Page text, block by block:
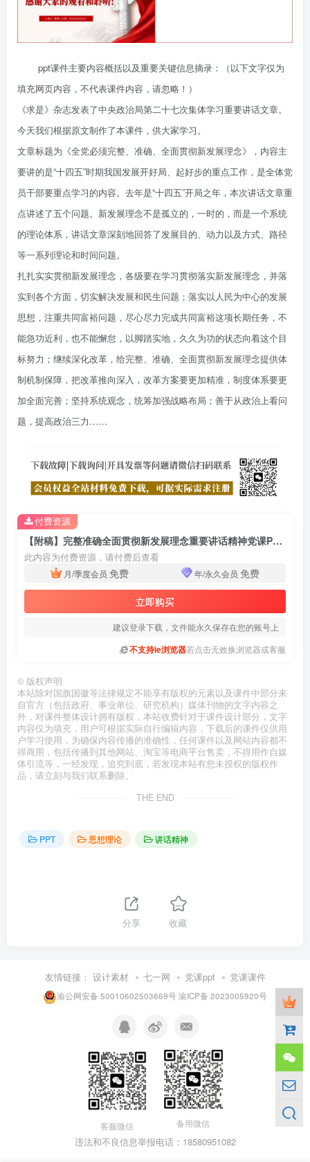
ppt课件主要内容概括以及重要关键信息摘录：（以下文字仅为
填充网页内容，不代表课件内容，请忽略！）
《求是》杂志发表了中央政治局第二十七次集体学习重要讲话文章。
今天我们根据原文制作了本课件，供大家学习。
文章标题为《全党必须完整、准确、全面贯彻新发展理念》，内容主
要讲的是“十四五”时期我国发展开好局、起好步的重点工作，是全体党
员干部要重点学习的内容。去年是“十四五”开局之年，本次讲话文章重
点讲述了五个问题。新发展理念不是孤立的，一时的，而是一个系统
的理论体系，讲话文章深刻地回答了发展目的、动力以及方式、路径
等一系列理论和时间问题。
扎扎实实贯彻新发展理念，各级要在学习贯彻落实新发展理念，并落
实到各个方面，切实解决发展和民生问题；落实以人民为中心的发展
思想，注重共同富裕问题，尽心尽力完成共同富裕这项长期任务，不
能急功近利，也不能懈怠，以脚踏实地，久久为功的状态向着这个目
标努力；继续深化改革，给完整、准确、全面贯彻新发展理念提供体
制机制保障，把改革推向深入，改革方案要更加精准，制度体系要更
加全面完善；坚持系统观念，统筹加强战略布局；善于从政治上看问
题，提高政治三力……
【附稿】完整准确全面贯彻新发展理念重要讲话精神党课PPT课件材料
此内容为付费资源，请付费后查看
月/季度会员 免费 年/永久会员 免费
立即购买
建议登录下载，文件能永久保存在您的账号上
不支持ie浏览器若点击无效换浏览器或客服
付费资源
© 版权声明
本站除对国旗国徽等法律规定不能享有版权的元素以及课件中部分来
自官方（包括政府、事业单位、研究机构）媒体刊物的文字内容之
外，对课件整体设计拥有版权，本站收费针对于课件设计部分，文字
内容仅为填充，用户可根据实际自行编辑内容，下载后的课件仅供用
户学习使用，为确保内容传播的准确性，任何课件以及网站内容都不
得商用，包括传播到其他网站、淘宝等电商平台售卖，不得用作自媒
体引流等，一经发现，追究到底，若发现本站有您未授权的版权作
品，请立刻与我们联系删除。
THE END
PPT 思想理论 讲话精神
分享 收藏
友情链接： 设计素材 七一网 党课ppt 党课课件
渝公网安备 50010602503669号渝ICP备 2023005920号
客服微信 备用微信
违法和不良信息举报电话：18580951082